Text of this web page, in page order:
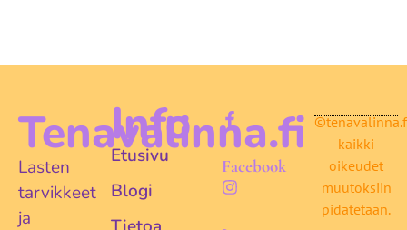
Tenavalinna.fi
Lasten
tarvikkeet
ja
Info
Etusivu
Blogi
Facebook
kaikki
oikeudet
muutoksiin
pidätetään.